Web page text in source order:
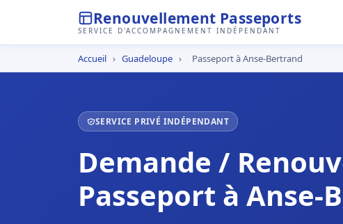
Renouvellement Passeports
SERVICE D'ACCOMPAGNEMENT INDÉPENDANT
Accueil › Guadeloupe › Passeport à Anse-Bertrand
SERVICE PRIVÉ INDÉPENDANT
Demande /
Passeport à Anse-